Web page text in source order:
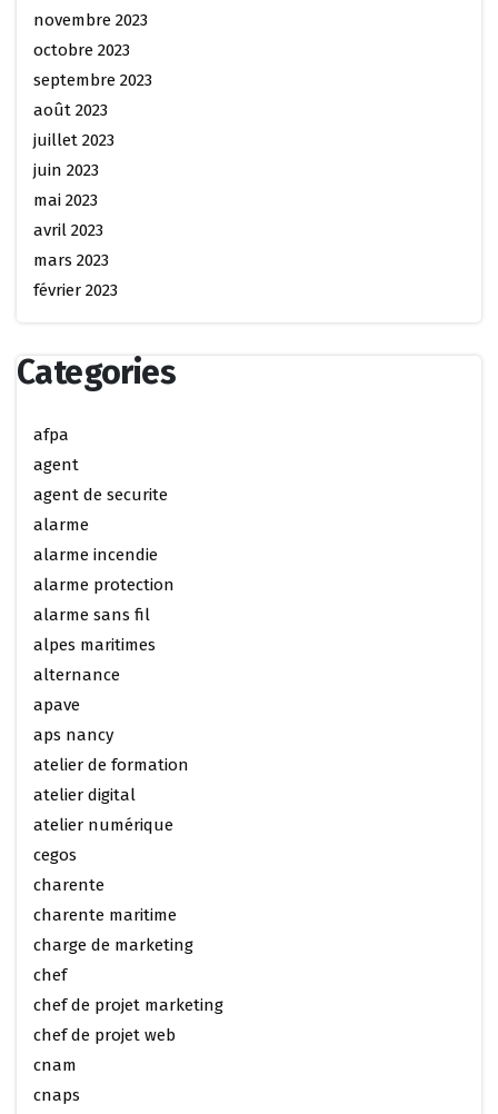
novembre 2023
octobre 2023
septembre 2023
août 2023
juillet 2023
juin 2023
mai 2023
avril 2023
mars 2023
février 2023
Categories
afpa
agent
agent de securite
alarme
alarme incendie
alarme protection
alarme sans fil
alpes maritimes
alternance
apave
aps nancy
atelier de formation
atelier digital
atelier numérique
cegos
charente
charente maritime
charge de marketing
chef
chef de projet marketing
chef de projet web
cnam
cnaps